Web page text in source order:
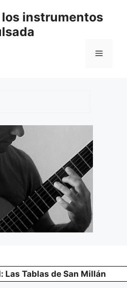
instrumentos
Menú
Las Tablas de San Millán